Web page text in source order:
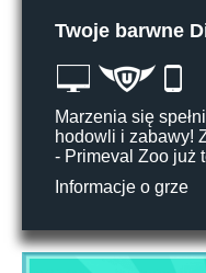
Twoje barwne
Marzenia się
hodowli i zabawy!
- Primeval Zoo już
Informacje o grze